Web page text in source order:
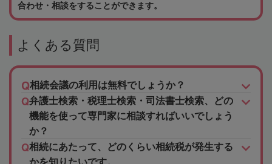
合わせ・相談をすることができます。
よくある質問
相続会議の利用は無料でしょうか？
弁護士検索・税理士検索・司法書士検索、どの
機能を使って専門家に相談すればいいでしょう
か？
相続にあたって、どのくらい相続税が発生する